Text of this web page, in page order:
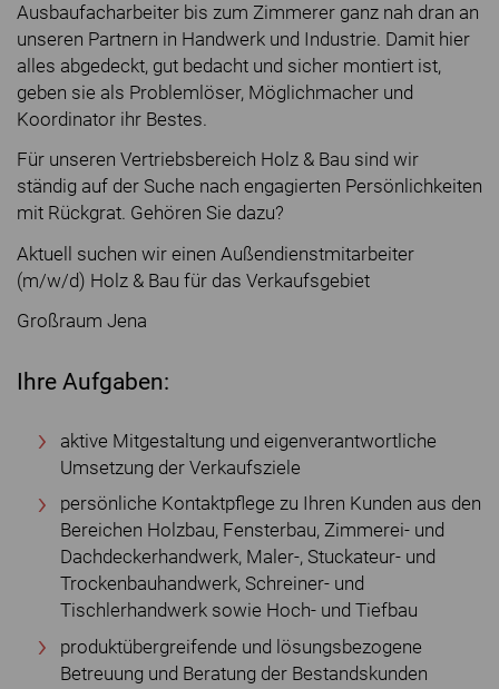
Ausbaufacharbeiter bis zum Zimmerer ganz nah dran an
unseren Partnern in Handwerk und Industrie. Damit hier
alles abgedeckt, gut bedacht und sicher montiert ist,
geben sie als Problemlöser, Möglichmacher und
Koordinator ihr Bestes.
Für unseren Vertriebsbereich Holz & Bau sind wir
ständig auf der Suche nach engagierten Persönlichkeiten
mit Rückgrat. Gehören Sie dazu?
Aktuell suchen wir einen Außendienstmitarbeiter
(m/w/d) Holz & Bau für das Verkaufsgebiet
Großraum Jena
Ihre Aufgaben:
aktive Mitgestaltung und eigenverantwortliche
Umsetzung der Verkaufsziele
persönliche Kontaktpflege zu Ihren Kunden aus den
Bereichen Holzbau, Fensterbau, Zimmerei- und
Dachdeckerhandwerk, Maler-, Stuckateur- und
Trockenbauhandwerk, Schreiner- und
Tischlerhandwerk sowie Hoch- und Tiefbau
produktübergreifende und lösungsbezogene
Betreuung und Beratung der Bestandskunden